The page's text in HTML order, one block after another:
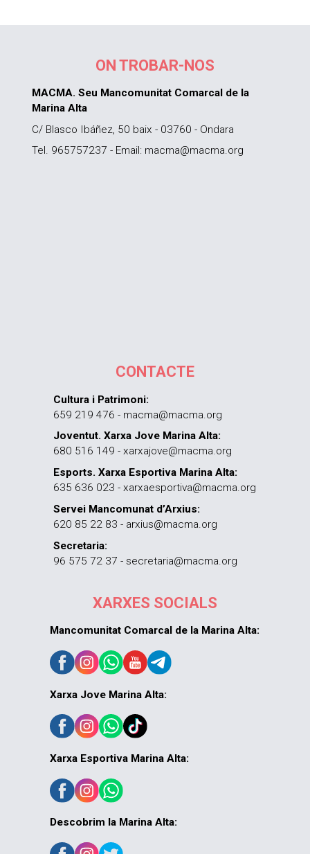
ON TROBAR-NOS
MACMA. Seu Mancomunitat Comarcal de la
Marina Alta
C/ Blasco Ibáñez, 50 baix - 03760 - Ondara
Tel. 965757237 - Email: macma@macma.org
CONTACTE
Cultura i Patrimoni:
659 219 476 - macma@macma.org
Joventut. Xarxa Jove Marina Alta:
680 516 149 - xarxajove@macma.org
Esports. Xarxa Esportiva Marina Alta:
635 636 023 - xarxaesportiva@macma.org
Servei Mancomunat d’Arxius:
620 85 22 83 - arxius@macma.org
Secretaria:
96 575 72 37 - secretaria@macma.org
XARXES SOCIALS
Mancomunitat Comarcal de la Marina Alta:
Xarxa Jove Marina Alta:
Xarxa Esportiva Marina Alta:
Descobrim la Marina Alta: